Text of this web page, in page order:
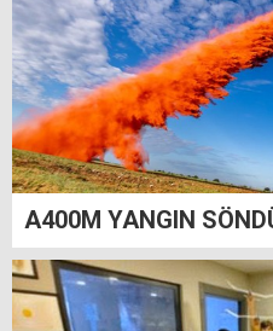
A400M YANGIN